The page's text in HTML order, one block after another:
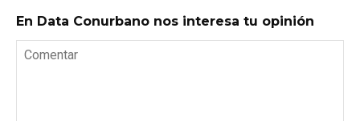
En Data Conurbano nos interesa tu opinión